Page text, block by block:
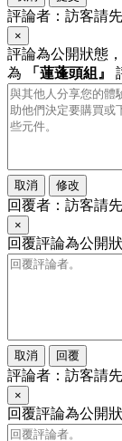
評論者：訪客請
×
評論為公開狀態
為
「蓮蓬頭組』
取消
修改
回覆者：訪客請
×
回覆評論為公開
取消
回覆
評論者：訪客請
×
回覆評論為公開